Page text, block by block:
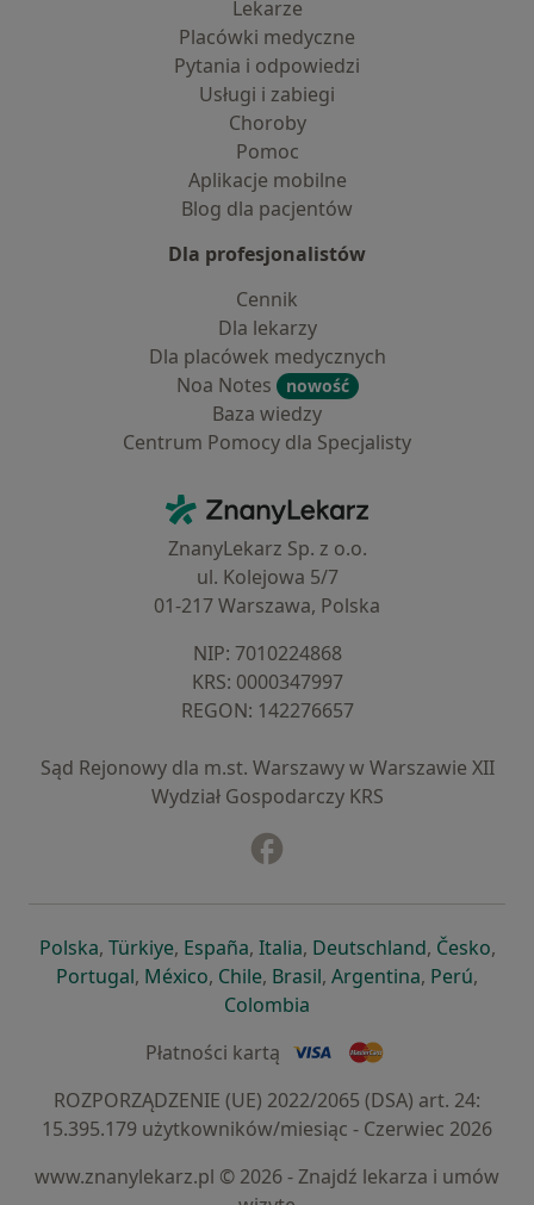
Lekarze
Placówki medyczne
Pytania i odpowiedzi
Usługi i zabiegi
Choroby
Pomoc
Aplikacje mobilne
Blog dla pacjentów
Dla profesjonalistów
Cennik
Dla lekarzy
Dla placówek medycznych
Noa Notes
nowość
Baza wiedzy
Centrum Pomocy dla Specjalisty
ZnanyLekarz - Strona główna
ZnanyLekarz Sp. z o.o.
ul. Kolejowa 5/7
01-217 Warszawa, Polska
NIP: ⁠7010224868
KRS: ⁠0000347997
REGON: ⁠142276657
Sąd Rejonowy dla m.st. Warszawy w Warszawie XII
Wydział Gospodarczy KRS
Polskaotwiera się w nowej karcie
, Türkiyeotwiera się w nowej karcie
, Españaotwiera się w nowej karcie
, Italiaotwiera się w nowej
, Deutschlandotwiera się
, Česko,
Portugalotwiera się w nowej karcie
, Méxicootwiera się w nowej karcie
, Chileotwiera się w nowej karcie
, Brasilotwiera się w nowej
, Argentinaotwiera się
, Perú,
Colombia
Płatności kartą
ROZPORZĄDZENIE (UE) 2022/2065 (DSA) art. 24:
15.395.179 użytkowników/miesiąc - Czerwiec 2026
www.znanylekarz.pl © 2026 - Znajdź lekarza i umów